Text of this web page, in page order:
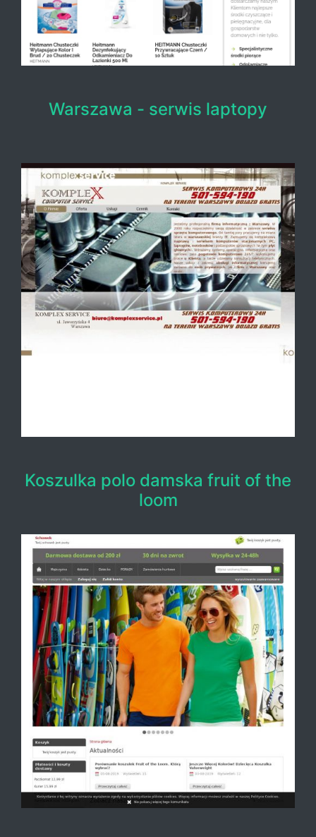
Warszawa - serwis laptopy
Koszulka polo damska fruit of the
loom